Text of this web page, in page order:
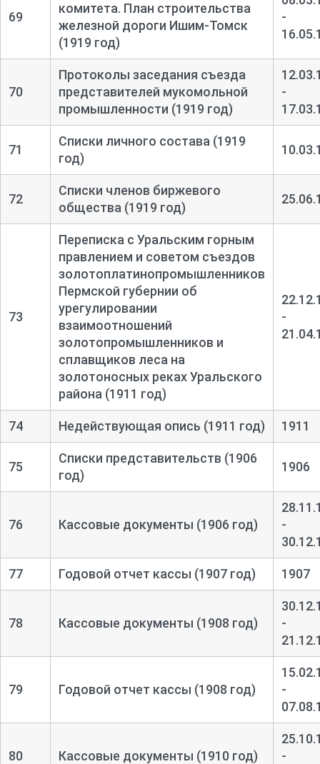
69
комитета. План строительства
железной дороги Ишим-Томск
(1919 год)
-
70
Протоколы заседания съезда
представителей мукомольной
промышленности (1919 год)
-
71
Списки личного состава (1919
год)
72
Списки членов биржевого
общества (1919 год)
73
Переписка с Уральским горным
правлением и советом съездов
золотоплатинопромышленников
Пермской губернии об
урегулировании
взаимоотношений
золотопромышленников и
сплавщиков леса на
золотоносных реках Уральского
района (1911 год)
-
74 Недействующая опись (1911 год) 1911
75
Списки представительств (1906
год)
1906
76 Кассовые документы (1906 год)
-
77 Годовой отчет кассы (1907 год) 1907
78 Кассовые документы (1908 год)
-
79 Годовой отчет кассы (1908 год)
-
80 Кассовые документы (1910 год)
-